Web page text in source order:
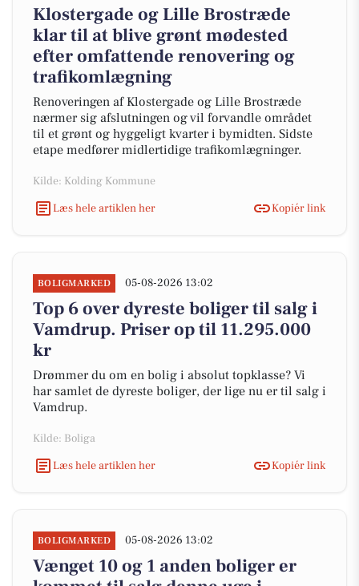
Klostergade og Lille Brostræde
klar til at blive grønt mødested
efter omfattende renovering og
trafikomlægning
Renoveringen af Klostergade og Lille Brostræde
nærmer sig afslutningen og vil forvandle området
til et grønt og hyggeligt kvarter i bymidten. Sidste
etape medfører midlertidige trafikomlægninger.
Kilde: Kolding Kommune
Læs hele artiklen her
Kopiér link
BOLIGMARKED 05-08-2026 13:02
Top 6 over dyreste boliger til salg i
Vamdrup. Priser op til 11.295.000
kr
Drømmer du om en bolig i absolut topklasse? Vi
har samlet de dyreste boliger, der lige nu er til salg i
Vamdrup.
Kilde: Boliga
Læs hele artiklen her
Kopiér link
BOLIGMARKED 05-08-2026 13:02
Vænget 10 og 1 anden boliger er